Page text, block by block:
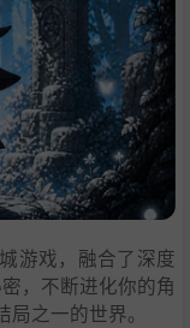
游戏，融合了深度
，不断进化你的角
之一的世界。